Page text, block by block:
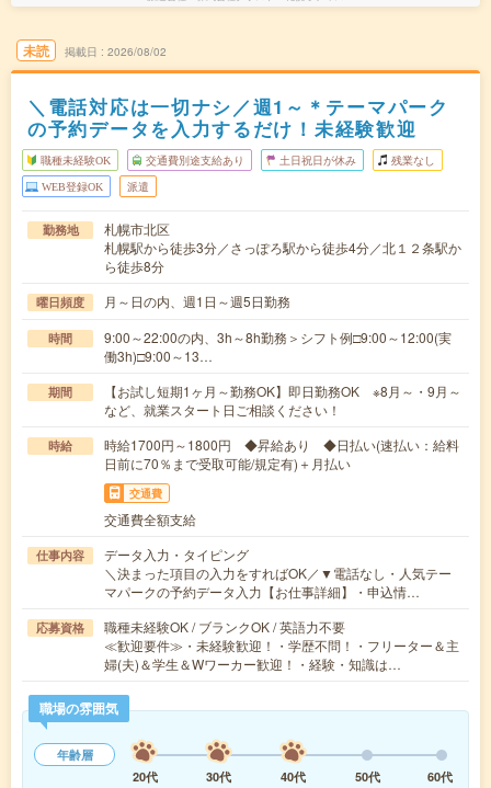
未読 掲載日 2026/08/02
＼電話対応は一切ナシ／週1～＊テーマパーク
の予約データを入力するだけ！未経験歓迎
職種未経験OK 交通費別途支給あり 土日祝日が休み 残業なし
WEB登録OK 派遣
勤務地
札幌市北区
札幌駅から徒歩3分／さっぽろ駅から徒歩4分／北１２条駅か
ら徒歩8分
曜日頻度 月～日の内、週1日～週5日勤務
時間
9:00～22:00の内、3h～8h勤務＞シフト例□9:00～12:00(実
働3h)□9:00～13…
期間
【お試し短期1ヶ月～勤務OK】即日勤務OK ※8月～・9月～
など、就業スタート日ご相談ください！
時給
時給1700円～1800円 ◆昇給あり ◆日払い(速払い：給料
日前に70％まで受取可能/規定有)＋月払い
交通費
交通費全額支給
仕事内容
データ入力・タイピング
＼決まった項目の入力をすればOK／▼電話なし・人気テー
マパークの予約データ入力【お仕事詳細】・申込情…
応募資格
職種未経験OK / ブランクOK / 英語力不要
≪歓迎要件≫・未経験歓迎！・学歴不問！・フリーター＆主
婦(夫)＆学生＆Wワーカー歓迎！・経験・知識は…
職場の雰囲気
年齢層
20代
30代 40代 50代
60代